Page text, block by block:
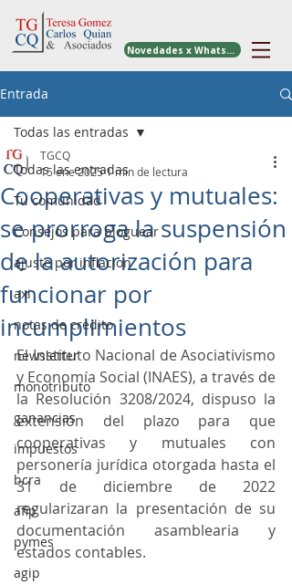
Novedades x WhatsApp
Entrada
Todas las entradas
Tu comunidad
Consejos para bloguear
ajuste por inflacion
axi
notas de credito
newsletter
monotributo
ganancias
impuestos
bcra
afip
pymes
agip
Todas las entradas
Cooperativas y mutuales:
se prorroga la suspensión
de la autorización para
funcionar por
incumplimientos
TGCQ
15 ene 2025 1 min de lectura
El Instituto Nacional de Asociativismo
y Economía Social (INAES), a través de
la Resolución 3208/2024, dispuso la
extensión del plazo para que
cooperativas y mutuales con
personería jurídica otorgada hasta el
31 de diciembre de 2022
regularizaran la presentación de su
documentación asamblearia y
estados contables.